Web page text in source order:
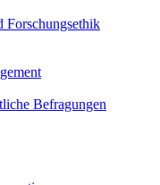
Forschungsethik
Befragungen